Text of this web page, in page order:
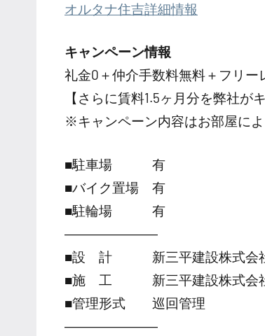
オルタナ住吉詳細情報
キャンペーン情報
礼金0 ＋仲介手数料無料＋ フリー
【さらに賃料1.5ヶ月分を弊社が
※キャンペーン内容はお部屋によ
■駐車場 有
■バイク置場 有
■駐輪場 有
―――――――
■設 計 新三平建設株式会社
■施 工 新三平建設株式会
■管理形式 巡回管理
―――――――